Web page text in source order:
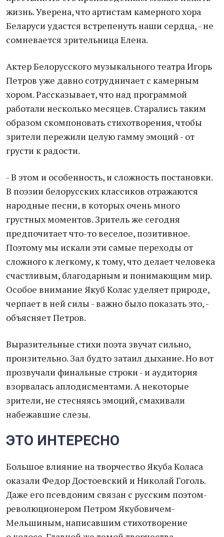
жизнь. Уверена, что артистам камерного хора
Беларуси удастся встрепенуть наши сердца, - не
сомневается зрительница Елена.
Актер Белорусского музыкального театра Игорь
Петров уже давно сотрудничает с камерным
хором. Рассказывает, что над программой
работали несколько месяцев. Старались таким
образом скомпоновать стихотворения, чтобы
зрители пережили целую гамму эмоций - от
грусти к радости.
- В этом и особенность, и сложность постановки.
В поэзии белорусских классиков отражаются
народные песни, в которых очень много
грустных моментов. Зритель же сегодня
предпочитает что-то веселое, позитивное.
Поэтому мы искали эти самые переходы от
сложного к легкому, к тому, что делает человека
счастливым, благодарным и понимающим мир.
Особое внимание Якуб Колас уделяет природе,
черпает в ней силы - важно было показать это, -
объясняет Петров.
Выразительные стихи поэта звучат сильно,
пронзительно. Зал будто затаил дыхание. Но вот
прозвучали финальные строки - и аудитория
взорвалась аплодисментами. А некоторые
зрители, не стесняясь эмоций, смахивали
набежавшие слезы.
ЭТО ИНТЕРЕСНО
Большое влияние на творчество Якуба Коласа
оказали Федор Достоевский и Николай Гоголь.
Даже его псевдоним связан с русским поэтом-
революционером Петром Якубовичем-
Мельшиным, написавшим стихотворение